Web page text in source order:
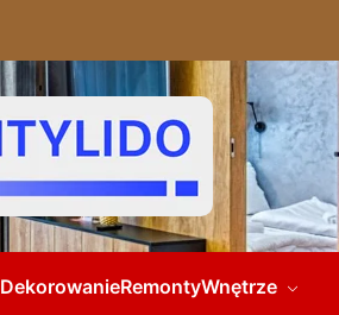
DekorowanieRemontyWnętrze